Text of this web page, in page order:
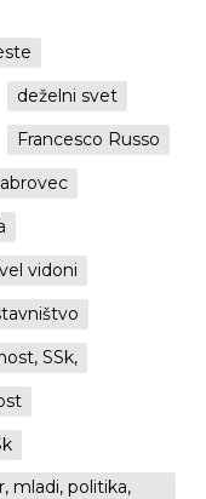
deželni svet
Francesco Russo
vidoni
SSk,
mladi, politika,